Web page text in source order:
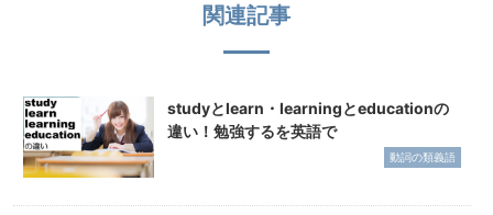
関連記事
studyとlearn・learningとeducationの
違い！勉強するを英語で
動詞の類義語